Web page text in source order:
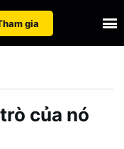
gia
của nó